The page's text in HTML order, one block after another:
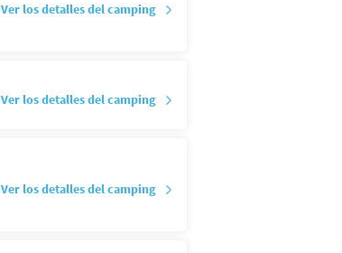
Ver los detalles del camping
Ver los detalles del camping
Ver los detalles del camping